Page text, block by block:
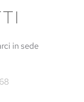
in sede